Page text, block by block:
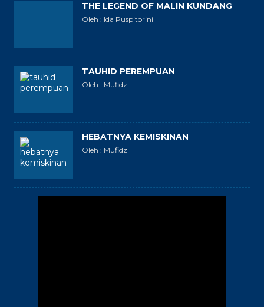
THE LEGEND OF MALIN KUNDANG
Oleh : Ida Puspitorini
TAUHID PEREMPUAN
Oleh : Mufidz
HEBATNYA KEMISKINAN
Oleh : Mufidz